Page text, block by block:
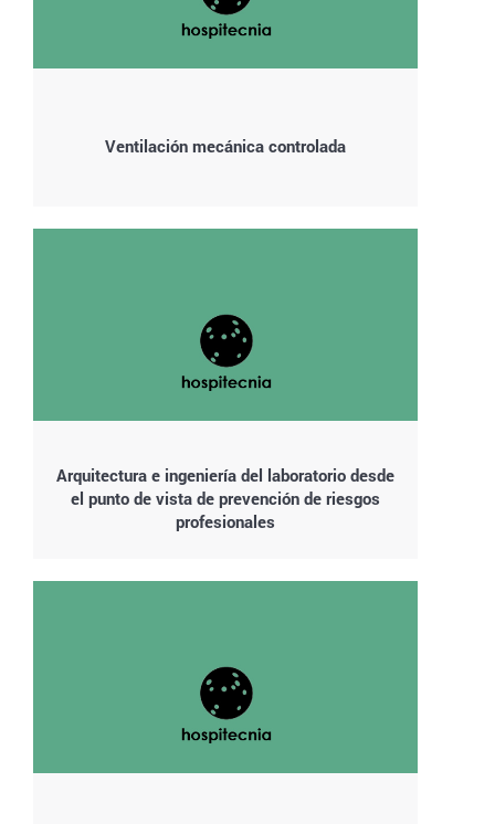
Ventilación mecánica controlada
Arquitectura e ingeniería del laboratorio desde
el punto de vista de prevención de riesgos
profesionales